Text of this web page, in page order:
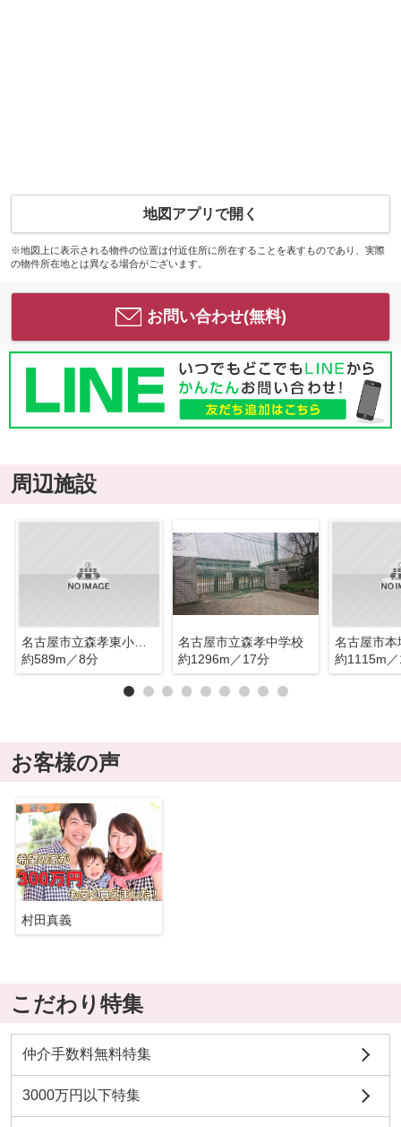
地図アプリで開く
※地図上に表示される物件の位置は付近住所に所在することを表すものであり、実際
の物件所在地とは異なる場合がございます。
お問い合わせ(無料)
周辺施設
名古屋市立森孝東小学校
約589m／8分
名古屋市立森孝中学校
約1296m／17分
約1115m
お客様の声
村田真義
こだわり特集
仲介手数料無料特集
3000万円以下特集